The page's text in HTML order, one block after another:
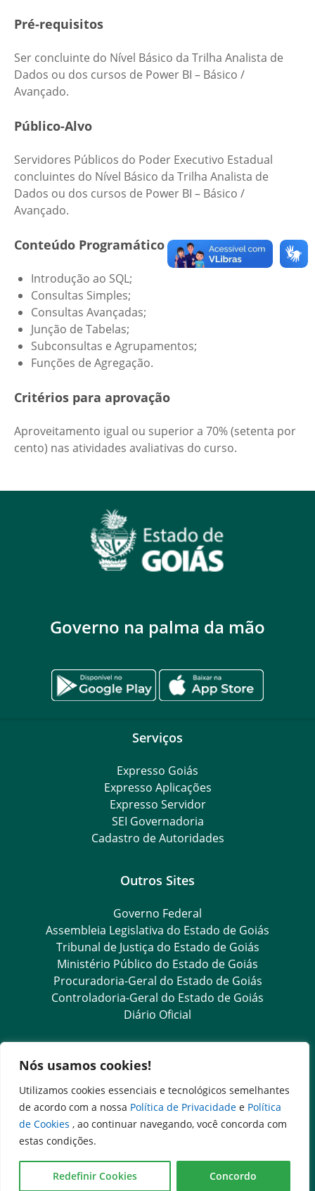
Nós usamos cookies!
Utilizamos cookies essenciais e tecnológicos semelhantes
de acordo com a nossa Política de Privacidade e Política
de Cookies , ao continuar navegando, você concorda com
estas condições.
Redefinir Cookies Concordo
Pré-requisitos
Ser concluinte do Nível Básico da Trilha Analista de
Dados ou dos cursos de Power BI – Básico /
Avançado.
Público-Alvo
Servidores Públicos do Poder Executivo Estadual
concluintes do Nível Básico da Trilha Analista de
Dados ou dos cursos de Power BI – Básico /
Avançado.
Conteúdo Programático
Introdução ao SQL;
Consultas Simples;
Consultas Avançadas;
Junção de Tabelas;
Subconsultas e Agrupamentos;
Funções de Agregação.
Critérios para aprovação
Aproveitamento igual ou superior a 70% (setenta por
cento) nas atividades avaliativas do curso.
Governo na palma da mão
Serviços
Expresso Goiás
Expresso Aplicações
Expresso Servidor
SEI Governadoria
Cadastro de Autoridades
Outros Sites
Governo Federal
Assembleia Legislativa do Estado de Goiás
Tribunal de Justiça do Estado de Goiás
Ministério Público do Estado de Goiás
Procuradoria-Geral do Estado de Goiás
Controladoria-Geral do Estado de Goiás
Diário Oficial
Transparência e Ouvidoria
LGPD
Goiás Transparência
Dados Abertos Goiás
SIC – Serviço de Informação ao Cidadão
e-SIC – Serviço Eletrônico de Informação ao Cidadão
Ouvidoria Setorial